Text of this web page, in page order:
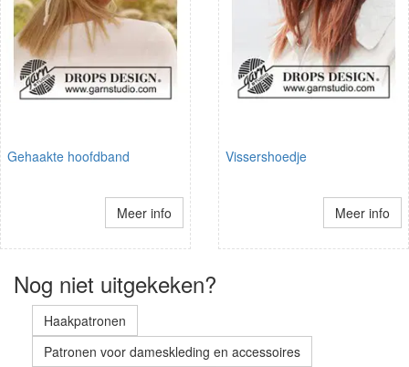
Gehaakte hoofdband
Meer info
Vissershoedje
Meer info
Nog niet uitgekeken?
Haakpatronen
Patronen voor dameskleding en accessoires